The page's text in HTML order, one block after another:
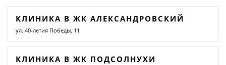
КЛИНИКА В ЖК АЛЕКСАНДРОВСКИЙ
ул. 40-летия Победы, 11
КЛИНИКА В ЖК ПОДСОЛНУХИ